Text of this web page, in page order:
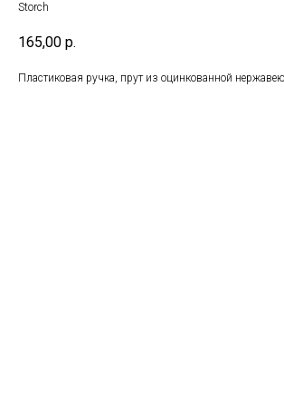
Storch
165,00 р.
Пластиковая ручка, прут из оцинкованной